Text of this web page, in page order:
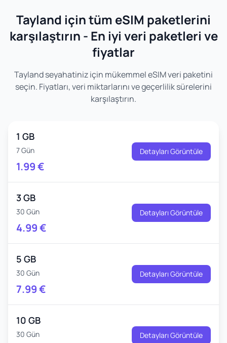
Tayland için tüm eSIM paketlerini
karşılaştırın - En iyi veri paketleri ve
fiyatlar
Tayland seyahatiniz için mükemmel eSIM veri paketini
seçin. Fiyatları, veri miktarlarını ve geçerlilik sürelerini
karşılaştırın.
1 GB
7 Gün
1.99€
Detayları Görüntüle
3 GB
30 Gün
4.99€
Detayları Görüntüle
5 GB
30 Gün
7.99€
Detayları Görüntüle
10 GB
30 Gün Detayları Görüntüle